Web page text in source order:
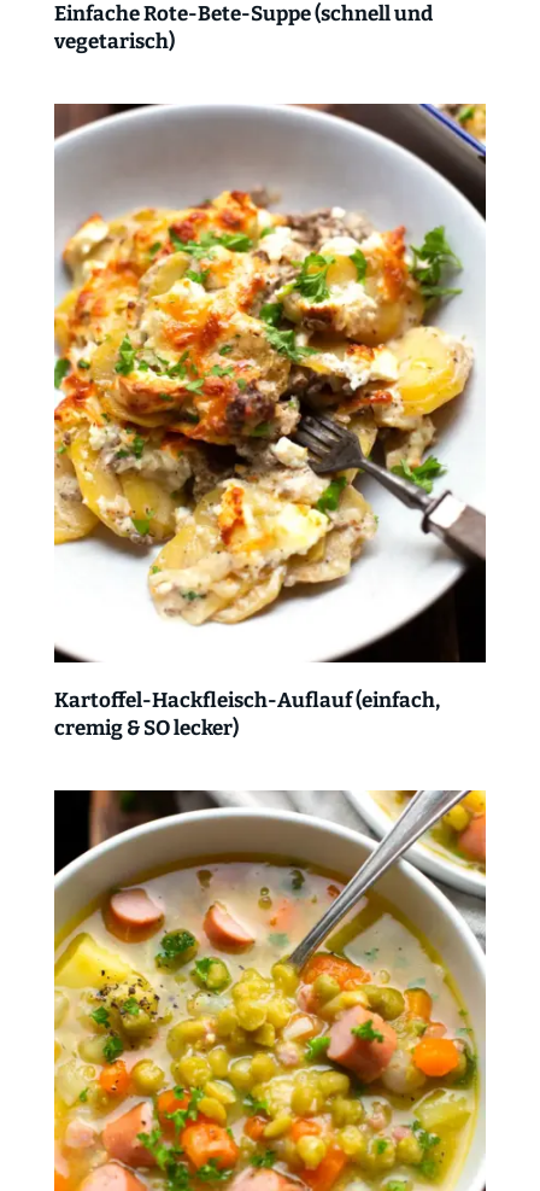
Einfache Rote-Bete-Suppe (schnell und
vegetarisch)
Kartoffel-Hackfleisch-Auflauf (einfach,
cremig & SO lecker)